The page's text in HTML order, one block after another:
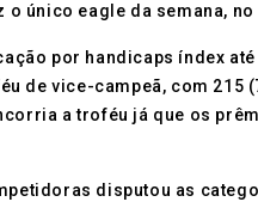
o único eagle da semana,
por handicaps índex
de vice-campeã, com
a troféu já que os
disputou as